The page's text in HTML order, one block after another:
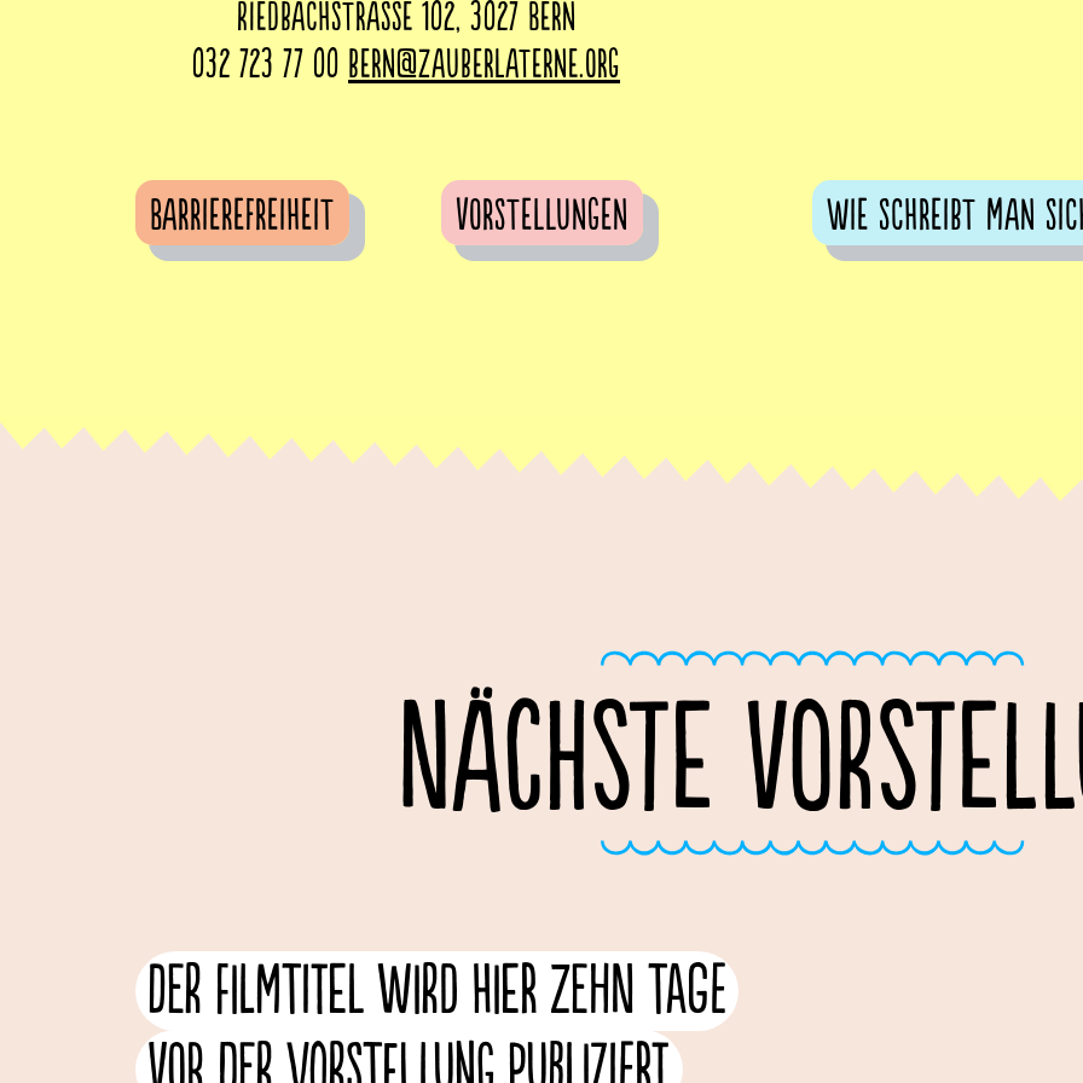
Riedbachstrasse 102, 3027 Bern
032 723 77 00 bern@zauberlaterne.org
Barrierefreiheit Vorstellungen Wie schreibt man
NÄCHSTE
Der Filmtitel wird hier zehn Tage